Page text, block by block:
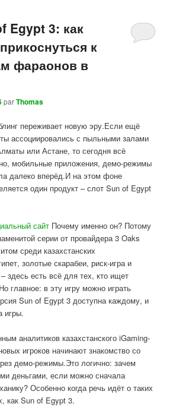
Egypt 3: как
к
фараонов в
parThomas
переживает новую эру.Если ещё
ассоциировались с пыльными залами
или Астане, то сегодня всё
мобильные приложения, демо-режимы
далеко вперёд.И на этом фоне
один продукт – слот Sun of Egypt
сайт Почему именно он? Потому
серии от провайдера 3 Oaks
среди казахстанских
золотые скарабеи, риск-игра и
здесь есть всё для тех, кто ищет
главное: в эту игру можно играть
Sun of Egypt 3 доступна каждому, и
игры.
аналитиков казахстанского iGaming-
игроков начинают знакомство со
демо-режимы.Это логично: зачем
деньгами, если можно сначала
Особенно когда речь идёт о таких
как Sun of Egypt 3.